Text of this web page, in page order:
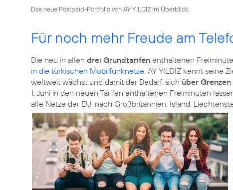
Das neue Postpaid-Portfolio von AY YILDIZ im Überblick.
Für noch mehr Freude am
Die neu in allen drei Grundtarifen enthaltenen
in die türkischen Mobilfunknetze . AY YILDIZ kennt seine
weltweit wächst und damit der Bedarf, sich über
1. Juni in den neuen Tarifen enthaltenen Freiminuten
alle Netze der EU, nach Großbritannien, Island,